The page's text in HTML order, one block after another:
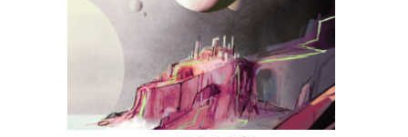
Oranova Kristallyn Notes